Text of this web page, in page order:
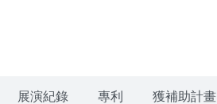
展演紀錄 專利 獲補助計畫